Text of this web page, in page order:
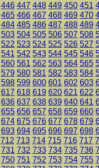
446 447 448 449 450 451
465 466 467 468 469 470
484 485 486 487 488 489
503 504 505 506 507 508
522 523 524 525 526 527
541 542 543 544 545 546
560 561 562 563 564 565
579 580 581 582 583 584
598 599 600 601 602 603
617 618 619 620 621 622
636 637 638 639 640 641
655 656 657 658 659 660
674 675 676 677 678 679
693 694 695 696 697 698
712 713 714 715 716 717
731 732 733 734 735 736
750 751 752 753 754 755